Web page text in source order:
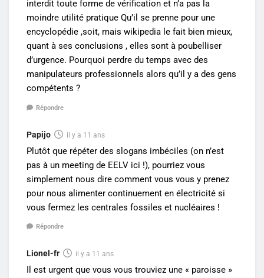
interdit toute forme de vérification et n’a pas la
moindre utilité pratique Qu’il se prenne pour une
encyclopédie ,soit, mais wikipedia le fait bien mieux,
quant à ses conclusions , elles sont à poubelliser
d’urgence. Pourquoi perdre du temps avec des
manipulateurs professionnels alors qu’il y a des gens
compétents ?
Répondre
Papijo il y a 11 ans
Plutôt que répéter des slogans imbéciles (on n’est
pas à un meeting de EELV ici !), pourriez vous
simplement nous dire comment vous vous y prenez
pour nous alimenter continuement en électricité si
vous fermez les centrales fossiles et nucléaires !
Répondre
Lionel-fr il y a 11 ans
Il est urgent que vous vous trouviez une « paroisse »